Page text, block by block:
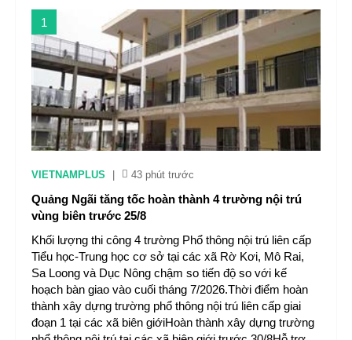
1
VIETNAMPLUS 43 phút trước
Quảng Ngãi tăng tốc hoàn thành 4 trường nội trú
vùng biên trước 25/8
Khối lượng thi công 4 trường Phổ thông nội trú liên cấp
Tiểu học-Trung học cơ sở tại các xã Rờ Kơi, Mô Rai,
Sa Loong và Dục Nông chậm so tiến độ so với kế
hoạch bàn giao vào cuối tháng 7/2026.Thời điểm hoàn
thành xây dựng trường phổ thông nội trú liên cấp giai
đoạn 1 tại các xã biên giớiHoàn thành xây dựng trường